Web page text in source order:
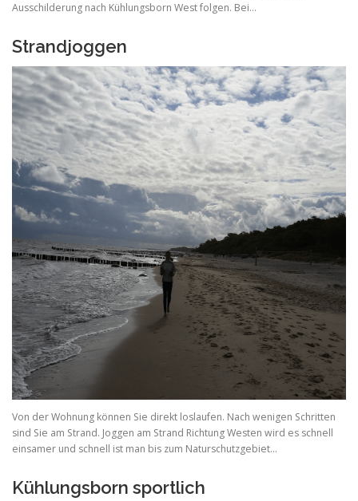
Ausschilderung nach Kühlungsborn West folgen. Bei…
Strandjoggen
Von der Wohnung können Sie direkt loslaufen. Nach wenigen Schritten
sind Sie am Strand. Joggen am Strand Richtung Westen wird es schnell
einsamer und schnell ist man bis zum Naturschutzgebiet…
Kühlungsborn sportlich